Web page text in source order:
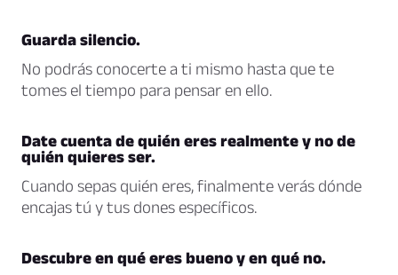
Guarda silencio.
No podrás conocerte a ti mismo hasta que te
tomes el tiempo para pensar en ello.
Date cuenta de quién eres realmente y no de
quién quieres ser.
Cuando sepas quién eres, finalmente verás dónde
encajas tú y tus dones específicos.
Descubre en qué eres bueno y en qué no.